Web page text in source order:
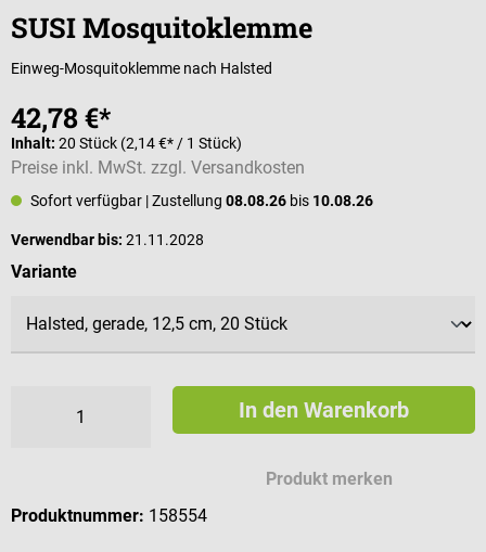
SUSI Mosquitoklemme
Einweg-Mosquitoklemme nach Halsted
42,78 €*
Inhalt: 20 Stück (2,14 €* / 1 Stück)
Preise inkl. MwSt. zzgl. Versandkosten
Sofort verfügbar | Zustellung 08.08.26 bis 10.08.26
Verwendbar bis: 21.11.2028
Varianteauswählen
In den Warenkorb
Produkt merken
Produktnummer: 158554